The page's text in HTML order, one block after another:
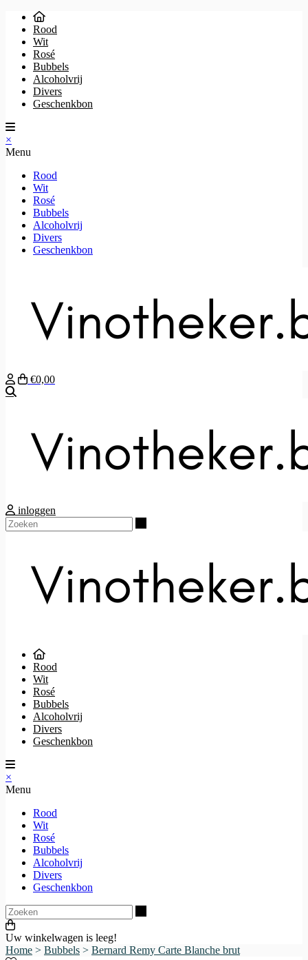
Rood
Wit
Rosé
Bubbels
Alcoholvrij
Divers
Geschenkbon
×
Menu
Rood
Wit
Rosé
Bubbels
Alcoholvrij
Divers
Geschenkbon
€0,00
inloggen
Rood
Wit
Rosé
Bubbels
Alcoholvrij
Divers
Geschenkbon
×
Menu
Rood
Wit
Rosé
Bubbels
Alcoholvrij
Divers
Geschenkbon
Uw winkelwagen is leeg!
Home > Bubbels > Bernard Remy Carte Blanche brut